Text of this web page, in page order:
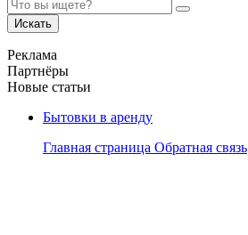
Искать
Реклама
Партнёры
Новые статьи
Бытовки в аренду
Главная страница Обратная связь